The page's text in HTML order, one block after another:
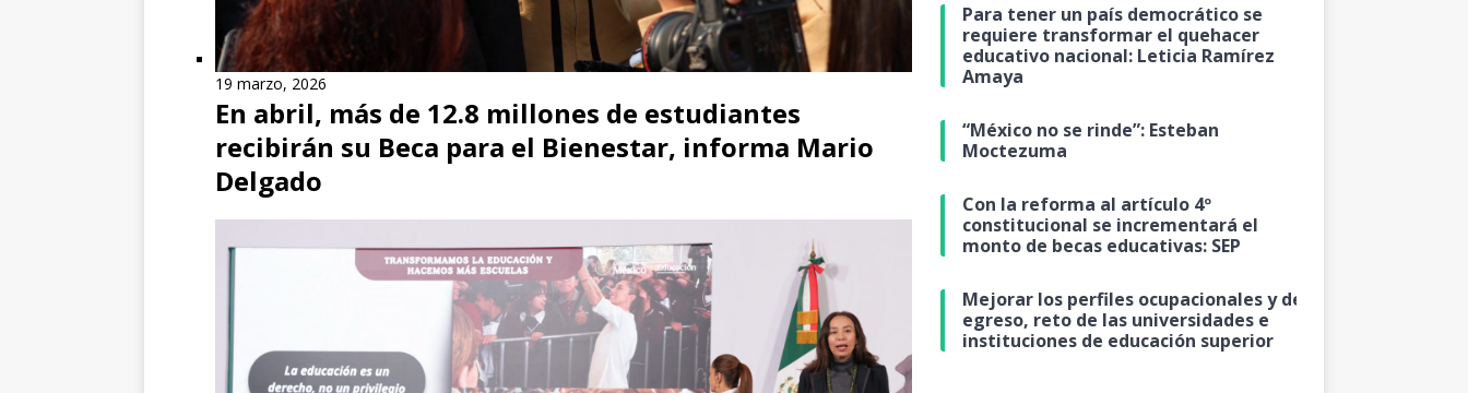
19 marzo, 2026
En abril, más de 12.8 millones de estudiantes
recibirán su Beca para el Bienestar, informa Mario
Delgado
Para tener un país democrático se
requiere transformar el quehacer
educativo nacional: Leticia Ramírez
Amaya
“México no se rinde”: Esteban
Moctezuma
Con la reforma al artículo 4º
constitucional se incrementará el
monto de becas educativas: SEP
Mejorar los perfiles ocupacionales y de
egreso, reto de las universidades e
instituciones de educación superior